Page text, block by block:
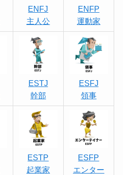
ENFJ
主人公
ENFP
運動家
ESTJ
幹部
ESFJ
領事
ESTP
起業家
ESFP
エンター